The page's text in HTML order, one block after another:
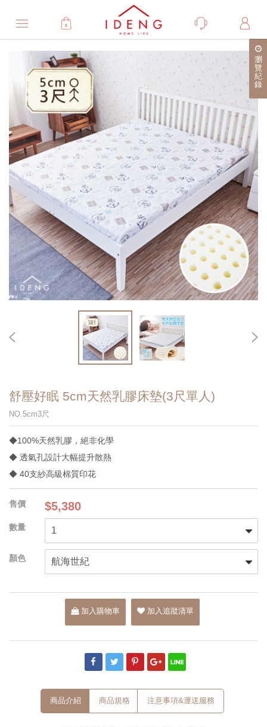
0
瀏
覽
紀
錄
Product
品
詳
細
介
紹
舒壓好眠 5cm天然乳膠床墊(3尺單人)
NO.5cm3尺
◆100%天然乳膠，絕非化學
◆ 透氣孔設計大幅提升散熱
◆ 40支紗高級棉質印花
$5,380
加入購物車 加入追蹤清單
商品介紹 商品規格 注意事項&運送服務